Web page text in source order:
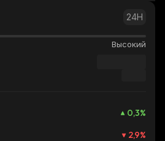
24H
Высокий
0,3%
2,9%